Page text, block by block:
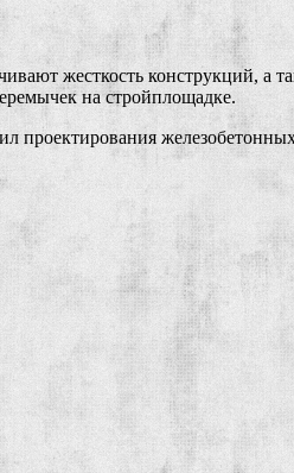
жесткость конструкций, а
на стройплощадке.
проектирования